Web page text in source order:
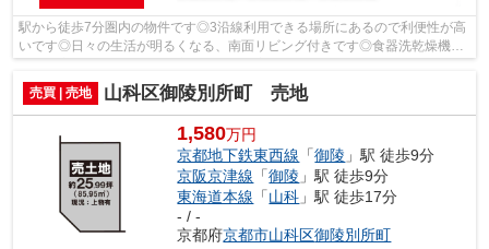
駅から徒歩7分圏内の物件です◎3沿線利用できる場所にあるので利便性が高
いです◎日々の生活が明るくなる、南面リビング付きです◎食器洗乾燥機は
売買 | 売地
山科区御陵別所町 売地
1,580万円
京都地下鉄東西線 「御陵 」駅 徒歩9分
京阪京津線 「御陵 」駅 徒歩9分
東海道本線 「山科 」駅 徒歩17分
- / -
京都府京都市山科区御陵別所町